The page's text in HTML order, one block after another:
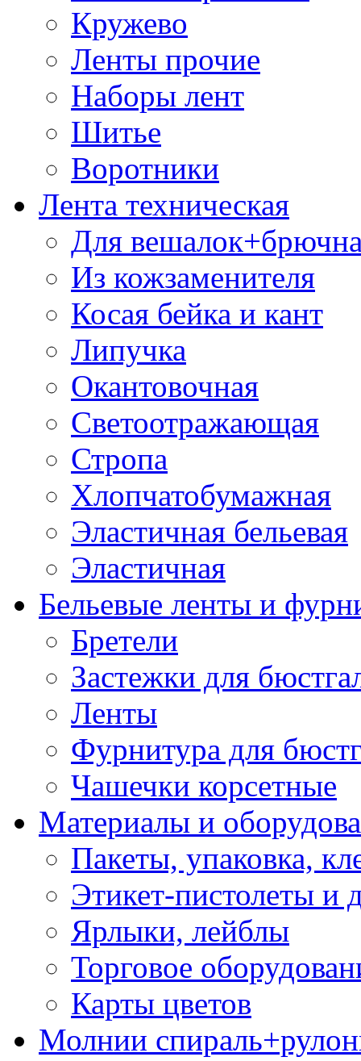
Кружево
Ленты прочие
Наборы лент
Шитье
Воротники
Лента техническая
Для
Из кожзаменителя
Косая бейка и кант
Липучка
Окантовочная
Светоотражающая
Стропа
Хлопчатобумажная
Эластичная бельевая
Эластичная
Бельевые ленты и
Бретели
Застежки для
Ленты
Фурнитура для
Чашечки корсетные
Материалы и
Пакеты, упаковка,
Этикет-пистолеты и
Ярлыки, лейблы
Торговое
Карты цветов
Молнии